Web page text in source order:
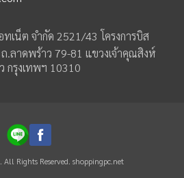
น็ต จำกัด 2521/43 โครงการบิส
าดพร้าว 79-81 แขวงเจ้าคุณสิงห์
กรุงเทพฯ 10310
Rights Reserved. shoppingpc.net